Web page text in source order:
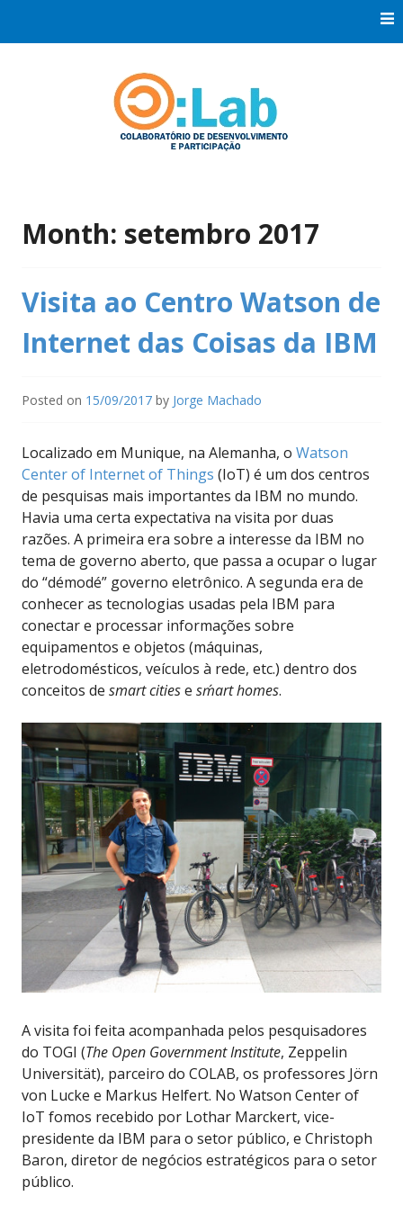
Month: setembro 2017
Visita ao Centro Watson de
Internet das Coisas da IBM
Posted on 15/09/2017 by Jorge Machado
Localizado em Munique, na Alemanha, o Watson
Center of Internet of Things (IoT) é um dos centros
de pesquisas mais importantes da IBM no mundo.
Havia uma certa expectativa na visita por duas
razões. A primeira era sobre a interesse da IBM no
tema de governo aberto, que passa a ocupar o lugar
do “démodé” governo eletrônico. A segunda era de
conhecer as tecnologias usadas pela IBM para
conectar e processar informações sobre
equipamentos e objetos (máquinas,
eletrodomésticos, veículos à rede, etc.) dentro dos
conceitos de smart citiese sḿart homes.
A visita foi feita acompanhada pelos pesquisadores
do TOGI (The Open Government Institute, Zeppelin
Universität), parceiro do COLAB, os professores Jörn
von Lucke e Markus Helfert. No Watson Center of
IoT fomos recebido por Lothar Marckert, vice-
presidente da IBM para o setor público, e Christoph
Baron, diretor de negócios estratégicos para o setor
público.